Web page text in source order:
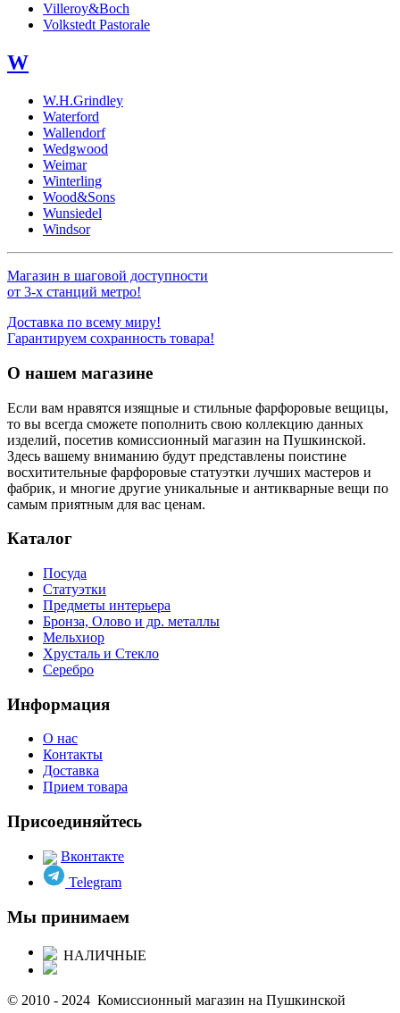
Villeroy&Boch
Volkstedt Pastorale
W
W.H.Grindley
Waterford
Wallendorf
Wedgwood
Weimar
Winterling
Wood&Sons
Wunsiedel
Windsor
Магазин в шаговой доступности
от 3-х станций метро!
Доставка по всему миру!
Гарантируем сохранность товара!
О нашем магазине
Если вам нравятся изящные и стильные фарфоровые вещицы,
то вы всегда сможете пополнить свою коллекцию данных
изделий, посетив комиссионный магазин на Пушкинской.
Здесь вашему вниманию будут представлены поистине
восхитительные фарфоровые статуэтки лучших мастеров и
фабрик, и многие другие уникальные и антикварные вещи по
самым приятным для вас ценам.
Каталог
Посуда
Статуэтки
Предметы интерьера
Бронза, Олово и др. металлы
Мельхиор
Хрусталь и Стекло
Серебро
Информация
О нас
Контакты
Доставка
Прием товара
Присоединяйтесь
Вконтакте
Telegram
Мы принимаем
НАЛИЧНЫЕ
© 2010 - 2024 Комиссионный магазин на Пушкинской